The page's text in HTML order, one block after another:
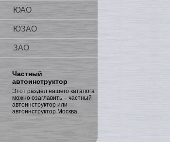
ЮАО
ЮЗАО
ЗАО
Частный
автоинструктор
Этот раздел нашего каталога
можно озаглавить – частный
автоинструктор или
автоинструктор Москва.